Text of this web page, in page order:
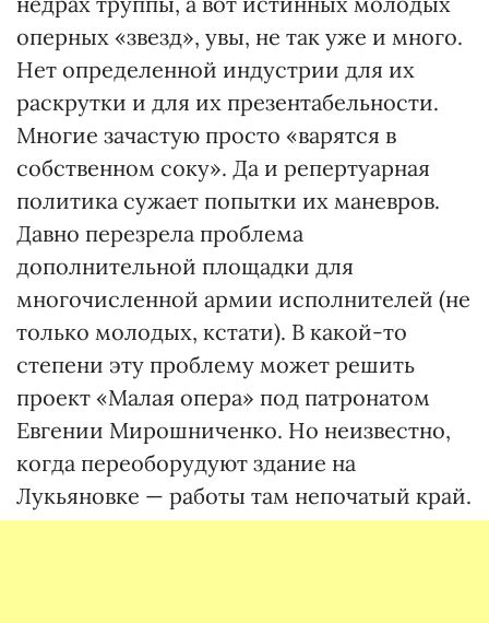
оперных «звезд», увы, не так уже и много.
Нет определенной индустрии для их
раскрутки и для их презентабельности.
Многие зачастую просто «варятся в
собственном соку». Да и репертуарная
политика сужает попытки их маневров.
Давно перезрела проблема
дополнительной площадки для
многочисленной армии исполнителей (не
только молодых, кстати). В какой-то
степени эту проблему может решить
проект «Малая опера» под патронатом
Евгении Мирошниченко. Но неизвестно,
когда переоборудуют здание на
Лукьяновке — работы там непочатый край.